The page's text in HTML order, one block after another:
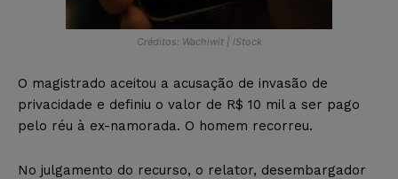
Créditos: Wachiwit | iStock
O magistrado aceitou a acusação de invasão de
privacidade e definiu o valor de R$ 10 mil a ser pago
pelo réu à ex-namorada. O homem recorreu.
No julgamento do recurso, o relator, desembargador